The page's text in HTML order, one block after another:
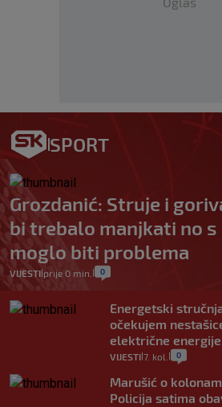
SPORT
Grozdanić: Struje i
bi trebalo manjkati no
moglo biti problema
VIJESTI prije 0 min. 0
Energetski
očekujem
električne energije
VIJESTI 7. kol. 0
Marušić o
Policija satima